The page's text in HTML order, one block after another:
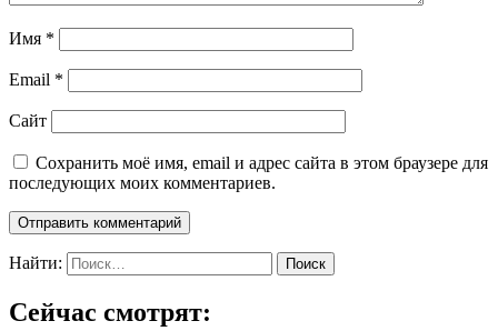
Имя *
Email *
Сайт
Сохранить моё имя, email и адрес сайта в этом браузере для
последующих моих комментариев.
Найти:
Сейчас смотрят: